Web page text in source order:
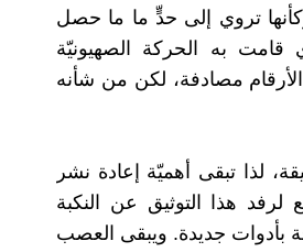
تروي إلى حدٍّ ما ما حصل
قامت به الحركة الصهيونيّة
مصادفة، لكن من شأنه
لذا تبقى أهميّة إعادة نشر
لرفد هذا التوثيق عن النكبة
بأدوات جديدة. ويبقى العصب